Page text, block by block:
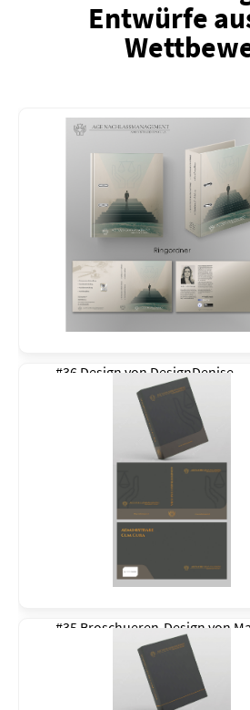
Entwürfe
#36 Design vonDesignDenise
#35 Broschueren-Design von